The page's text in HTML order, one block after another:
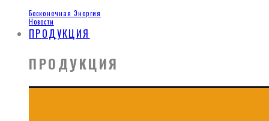
Бесконечная Энергия
Новости
ПРОДУКЦИЯ
ПРОДУКЦИЯ